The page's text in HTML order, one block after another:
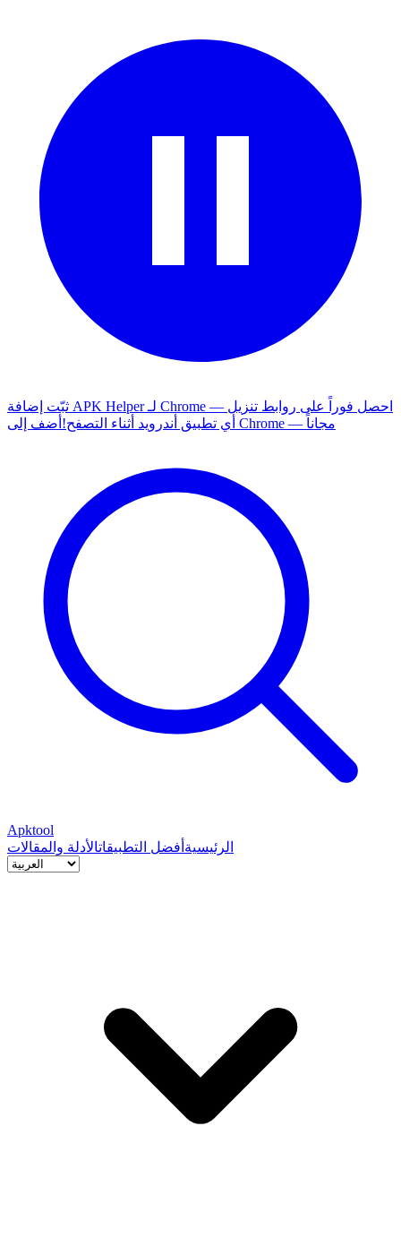
ثبّت إضافة APK Helper لـ Chrome — احصل فوراً على روابط تنزيل
أي تطبيق أندرويد أثناء التصفح!
أضف إلى Chrome — مجاناً
Apktool
الرئيسية أفضل التطبيقاتالأدلة والمقالات